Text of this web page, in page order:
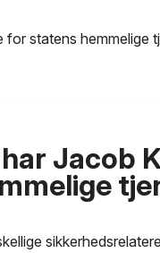
statens hemmelige
Jacob